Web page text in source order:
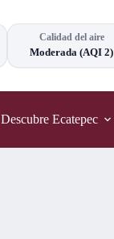
Calidad del aire
Moderada (AQI 2)
Descubre Ecatepec